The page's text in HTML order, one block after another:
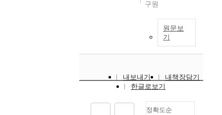
구원
원문보
기
내보내기
내책장담기
한글로보기
정확도순